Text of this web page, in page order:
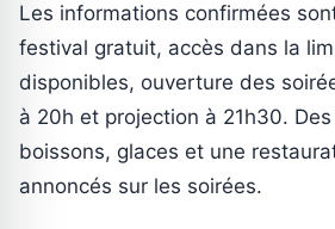
Les informations confirmées
festival gratuit, accès dans la
disponibles, ouverture des
à 20h et projection à 21h30.
boissons, glaces et une
annoncés sur les soirées.